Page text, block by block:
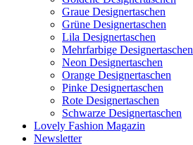
Graue Designertaschen
Grüne Designertaschen
Lila Designertaschen
Mehrfarbige Designertaschen
Neon Designertaschen
Orange Designertaschen
Pinke Designertaschen
Rote Designertaschen
Schwarze Designertaschen
Lovely Fashion Magazin
Newsletter